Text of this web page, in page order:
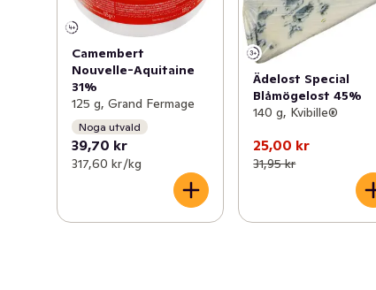
Camembert
Nouvelle-Aquitaine
31%
125 g, Grand Fermage
Noga utvald
39,70 kr
317,60 kr /kg
Ädelost Special
Blåmögelost 45%
140 g, Kvibille®
25,00 kr
31,95 kr